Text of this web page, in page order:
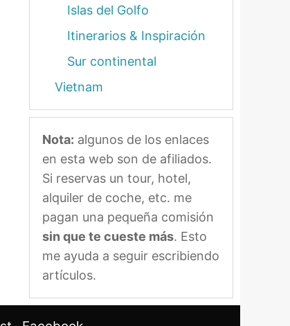
Islas del Golfo
Itinerarios & Inspiración
Sur continental
Vietnam
Nota: algunos de los enlaces
en esta web son de afiliados.
Si reservas un tour, hotel,
alquiler de coche, etc. me
pagan una pequeña comisión
sin que te cueste más. Esto
me ayuda a seguir escribiendo
artículos.